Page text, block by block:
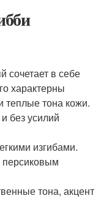
сочетает в себе
характерны
теплые тона кожи.
без усилий
изгибами.
тона, акцент